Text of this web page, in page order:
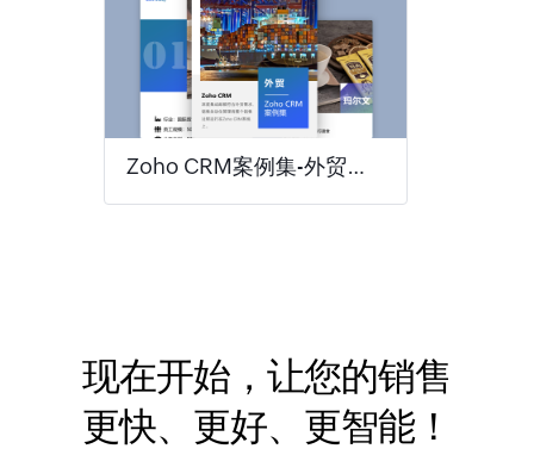
Zoho CRM案例集-外贸行业
现在开始，让您的销售
更快、更好、更智能！